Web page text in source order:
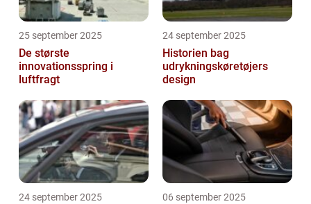
25 september 2025
De største
innovationsspring i
luftfragt
24 september 2025
Historien bag
udrykningskøretøjers
design
24 september 2025 06 september 2025